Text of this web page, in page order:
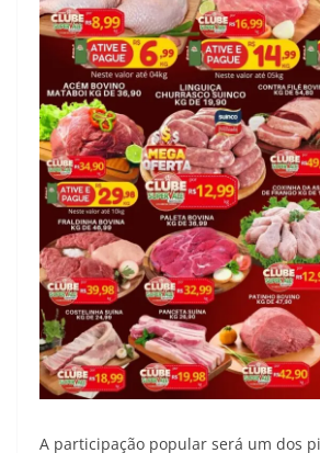
A participação popular será um dos